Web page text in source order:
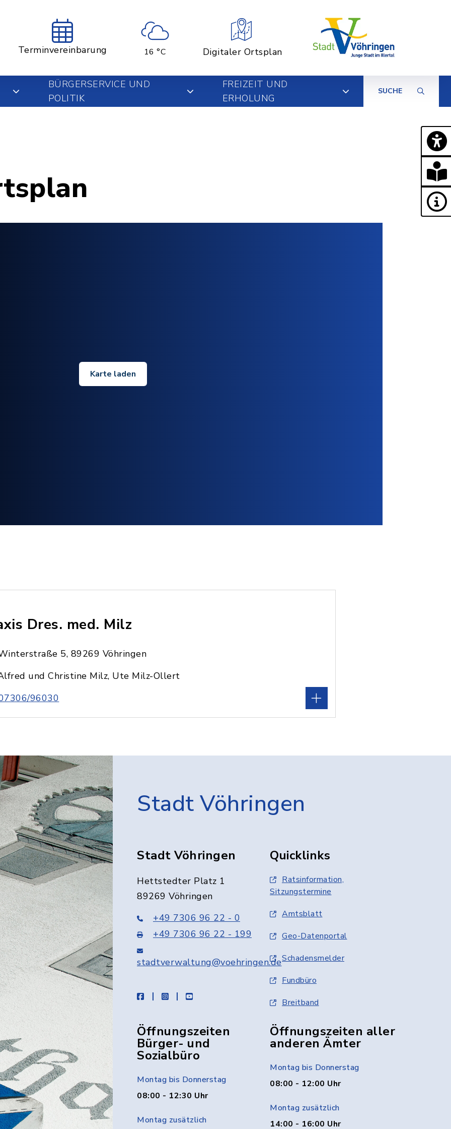
Terminvereinbarung 16 °C Digitaler Ortsplan
BÜRGERSERVICE UND
POLITIK
FREIZEIT UND
ERHOLUNG
SUCHE
Karte laden
Dres. med. Milz
5, 89269 Vöhringen
und Christine Milz, Ute Milz-Ollert
96030
Stadt Vöhringen
Stadt Vöhringen
Hettstedter Platz 1
89269 Vöhringen
+49 7306 96 22 - 0
+49 7306 96 22 - 199
stadtverwaltung@voehringen.de
facebookinstagramyoutube
Quicklinks
Ratsinformation,
Sitzungstermine
Amtsblatt
Geo-Datenportal
Schadensmelder
Fundbüro
Breitband
Öffnungszeiten
Bürger- und
Sozialbüro
Montag bis Donnerstag
08:00 - 12:30 Uhr
Montag zusätzlich
Öffnungszeiten aller
anderen Ämter
Montag bis Donnerstag
08:00 - 12:00 Uhr
Montag zusätzlich
14:00 - 16:00 Uhr